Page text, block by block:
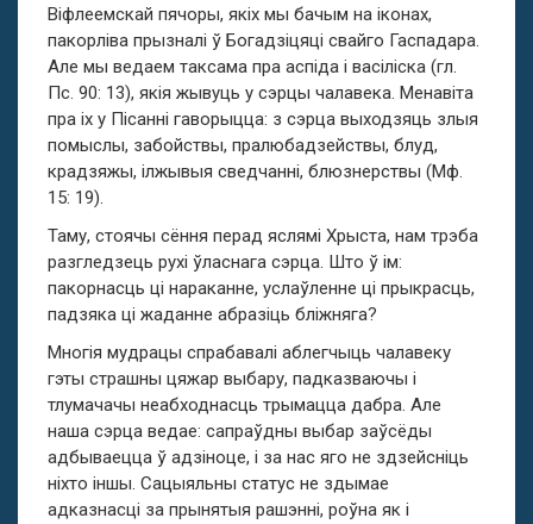
Віфлеемскай пячоры, якіх мы бачым на іконах,
пакорліва прызналі ў Богадзіцяці свайго Гаспадара.
Але мы ведаем таксама пра аспіда і васіліска (гл.
Пс. 90: 13), якія жывуць у сэрцы чалавека. Менавіта
пра іх у Пісанні гаворыцца: з сэрца выходзяць злыя
помыслы, забойствы, пралюбадзействы, блуд,
крадзяжы, ілжывыя сведчанні, блюзнерствы (Мф.
15: 19).
Таму, стоячы сёння перад яслямі Хрыста, нам трэба
разгледзець рухі ўласнага сэрца. Што ў ім:
пакорнасць ці нараканне, услаўленне ці прыкрасць,
падзяка ці жаданне абразіць бліжняга?
Многія мудрацы спрабавалі аблегчыць чалавеку
гэты страшны цяжар выбару, падказваючы і
тлумачачы неабходнасць трымацца дабра. Але
наша сэрца ведае: сапраўдны выбар заўсёды
адбываецца ў адзіноце, і за нас яго не здзейсніць
ніхто іншы. Сацыяльны статус не здымае
адказнасці за прынятыя рашэнні, роўна як і